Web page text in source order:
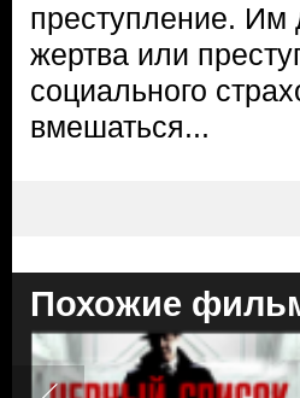
преступление. Им
жертва или
социального
вмешаться...
Похожие